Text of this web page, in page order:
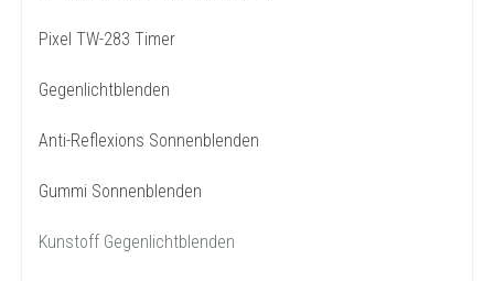
Pixel TW-283 Timer
Gegenlichtblenden
Anti-Reflexions Sonnenblenden
Gummi Sonnenblenden
Kunstoff Gegenlichtblenden